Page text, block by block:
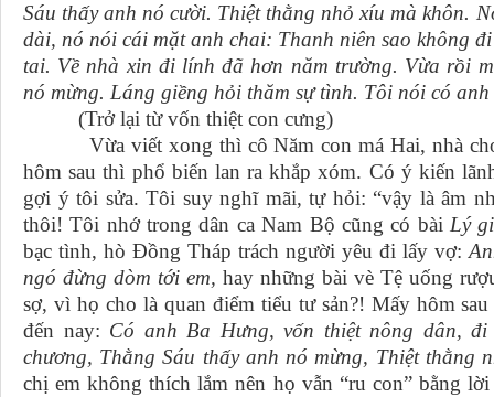
Sáu thấy anh nó cười. Thiệt thằng nhỏ xíu mà khôn.
dài, nó nói cái mặt anh chai: Thanh niên sao không
tai. Về nhà xin đi lính đã hơn năm trường. Vừa rồi
nó mừng. Láng giềng hỏi thăm sự tình. Tôi nói có
(Trở lại từ vốn thiệt con cưng)
Vừa viết xong thì cô Năm con má Hai, nhà cho
hôm sau thì phổ biến lan ra khắp xóm. Có ý kiến
gợi ý tôi sửa. Tôi suy nghĩ mãi, tự hỏi: “vậy là âm
thôi! Tôi nhớ trong dân ca Nam Bộ cũng có bài Lý
bạc tình, hò Đồng Tháp trách người yêu đi lấy vợ:
ngó đừng dòm tới em, hay những bài vè Tệ uống
sợ, vì họ cho là quan điểm tiểu tư sản?! Mấy hôm
đến nay: Có anh Ba Hưng, vốn thiệt nông dân,
chương, Thằng Sáu thấy anh nó mừng, Thiệt thằng
chị em không thích lắm nên họ vẫn “ru con” bằng